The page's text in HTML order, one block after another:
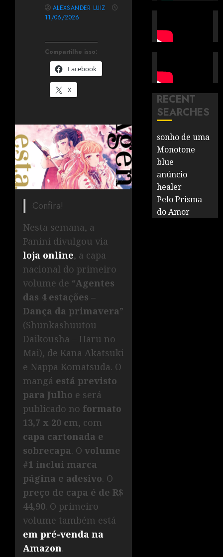
Compartilhe isso:
Facebook
X
ALEXSANDER LUIZ
11/06/2026
Confira!
Nesta semana, a
Panini divulgou via
loja online, a capa
nacional do primeiro
volume de “Agentes
das 4 estações –
Dança da primavera”
(Shunkashuutou
Daikousha – Haru no
Mai), de Kana Akatsuki
e Nappa Komatsuda. O
mangá está previsto
para Julho e será
publicado no formato
13,7 x 20 cm, com
capa cartonada e
sobrecapa. O volume
#1 inclui marca
página e adesivo. O
preço de capa é de R$
44,90. O primeiro
volume também está
em pré-venda na
Amazon.
RECENT
SEARCHES
sonho de uma
Monotone
blue
anúncio
healer
Pelo Prisma
do Amor